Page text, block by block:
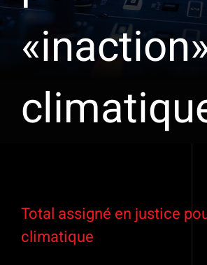
l'image
agrandie
Total assigné en justice
climatique